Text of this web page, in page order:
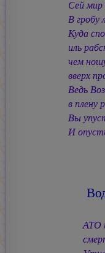
Сей
В гробу
Куда
иль
чем
вверх
Ведь
в плену
Вы
И
АТО